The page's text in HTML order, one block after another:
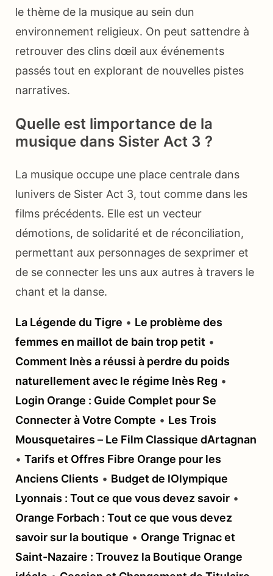
le thème de la musique au sein dun
environnement religieux. On peut sattendre à
retrouver des clins dœil aux événements
passés tout en explorant de nouvelles pistes
narratives.
Quelle est limportance de la
musique dans Sister Act 3 ?
La musique occupe une place centrale dans
lunivers de Sister Act 3, tout comme dans les
films précédents. Elle est un vecteur
démotions, de solidarité et de réconciliation,
permettant aux personnages de sexprimer et
de se connecter les uns aux autres à travers le
chant et la danse.
La Légende du Tigre • Le problème des
femmes en maillot de bain trop petit •
Comment Inès a réussi à perdre du poids
naturellement avec le régime Inès Reg •
Login Orange : Guide Complet pour Se
Connecter à Votre Compte • Les Trois
Mousquetaires – Le Film Classique dArtagnan
• Tarifs et Offres Fibre Orange pour les
Anciens Clients • Budget de lOlympique
Lyonnais : Tout ce que vous devez savoir •
Orange Forbach : Tout ce que vous devez
savoir sur la boutique • Orange Trignac et
Saint-Nazaire : Trouvez la Boutique Orange